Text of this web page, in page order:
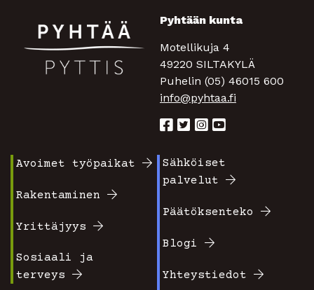
Pyhtään kunta
Motellikuja 4
49220 SILTAKYLÄ
Puhelin (05) 46015 600
info@pyhtaa.fi
valikko
1
Avoimet työpaikat
Rakentaminen
Yrittäjyys
Sosiaali ja
terveys
Footer
2
Sähköiset
palvelut
Päätöksenteko
Blogi
Yhteystiedot